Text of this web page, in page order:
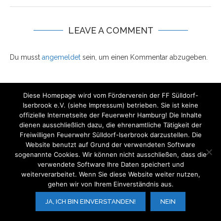
LEAVE A COMMENT
Du musst angemeldet sein, um einen Kommentar abzugeben.
V.i.S.d.P.:Der Förderverein der FF Sülldorf-Iserbrook e.V.
BACK TO TOP
Diese Homepage wird vom Förderverein der FF Sülldorf-
Iserbrook e.V. (siehe Impressum) betrieben. Sie ist keine
offizielle Internetseite der Feuerwehr Hamburg! Die Inhalte
dienen ausschließlich dazu, die ehrenamtliche Tätigkeit der
Freiwilligen Feuerwehr Sülldorf-Iserbrook darzustellen. Die
Website benutzt auf Grund der verwendeten Software
sogenannte Cookies. Wir können nicht ausschließen, dass die
verwendete Software Ihre Daten speichert und
weiterverarbeitet. Wenn Sie diese Website weiter nutzen,
gehen wir von Ihrem Einverständnis aus.
JA, ICH BIN EINVERSTANDEN! NEIN